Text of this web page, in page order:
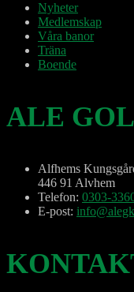
Nyheter
Medlemskap
Våra banor
Träna
Boende
ALE
Alfhems
446 91 Alvhem
Telefon: 0303-
E-post: